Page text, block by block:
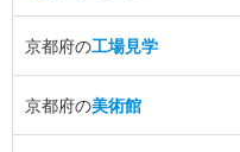
京都府の工場見学
京都府の美術館